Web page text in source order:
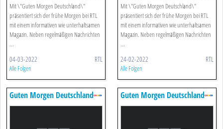
Mit \"Guten Morgen Deutschland\"
präsentiert sich der frühe Morgen bei RTL
mit einem informativen wie unterhaltsamen
Magazin. Neben regelmäßigen Nachrichten
...
04-03-2022 RTL
Alle Folgen
Mit \"Guten Morgen Deutschland\"
präsentiert sich der frühe Morgen bei RTL
mit einem informativen wie unterhaltsamen
Magazin. Neben regelmäßigen Nachrichten
...
24-02-2022 RTL
Alle Folgen
Guten Morgen Deutschland Guten Morgen Deutschland